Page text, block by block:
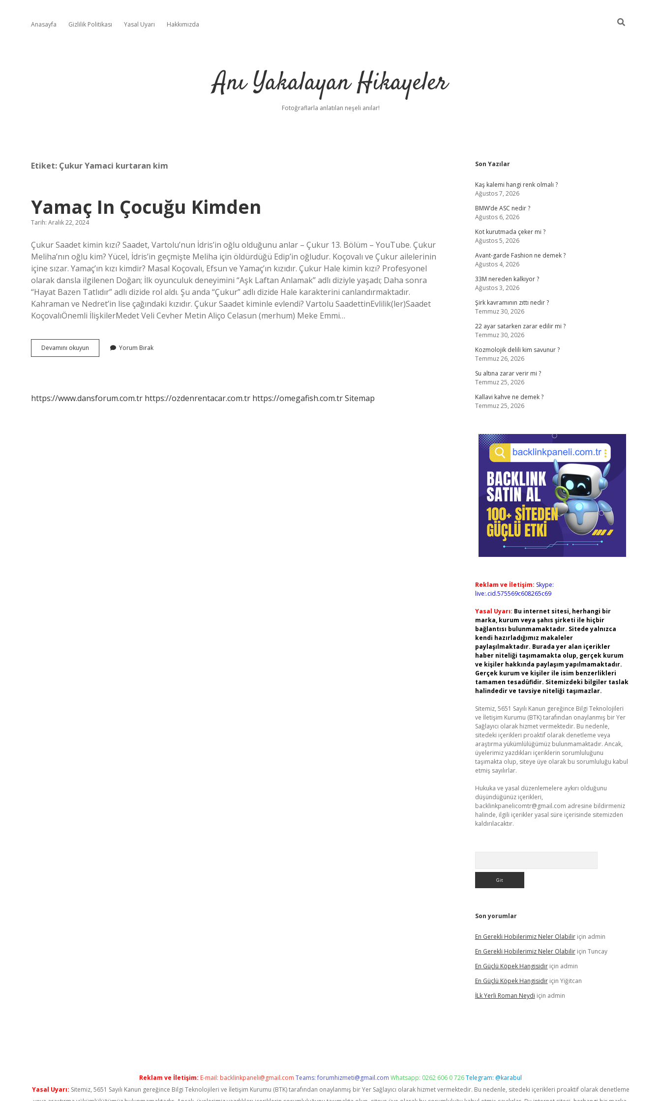
Anasayfa Gizlilik Politikası Yasal Uyarı Hakkımızda
Anı Yakalayan Hikayeler
Fotoğraflarla anlatılan neşeli anılar!
Etiket: Çukur Yamaci kurtaran kim
Yamaç In Çocuğu Kimden
Tarih: Aralık 22, 2024
Çukur Saadet kimin kızı? Saadet, Vartolu’nun İdris’in oğlu olduğunu anlar – Çukur 13. Bölüm – YouTube. Çukur
Meliha’nın oğlu kim? Yücel, İdris’in geçmişte Meliha için öldürdüğü Edip’in oğludur. Koçovalı ve Çukur ailelerinin
içine sızar. Yamaç’ın kızı kimdir? Masal Koçovalı, Efsun ve Yamaç’ın kızıdır. Çukur Hale kimin kızı? Profesyonel
olarak dansla ilgilenen Doğan; İlk oyunculuk deneyimini “Aşk Laftan Anlamak” adlı diziyle yaşadı; Daha sonra
“Hayat Bazen Tatlıdır” adlı dizide rol aldı. Şu anda “Çukur” adlı dizide Hale karakterini canlandırmaktadır.
Kahraman ve Nedret’in lise çağındaki kızıdır. Çukur Saadet kiminle evlendi? Vartolu SaadettinEvlilik(ler)Saadet
KoçovalıÖnemli İlişkilerMedet Veli Cevher Metin Aliço Celasun (merhum) Meke Emmi…
Devamını okuyun
In
Yorum Bırak
https://www.dansforum.com.tr https://ozdenrentacar.com.tr https://omegafish.com.trSitemap
Sidebar
Son Yazılar
Kaş kalemi hangi renk olmalı ?
Ağustos 7, 2026
BMW’de ASC nedir ?
Ağustos 6, 2026
Kot kurutmada çeker mi ?
Ağustos 5, 2026
Avant-garde Fashion ne demek ?
Ağustos 4, 2026
33M nereden kalkıyor ?
Ağustos 3, 2026
Şirk kavramının zıttı nedir ?
Temmuz 30, 2026
22 ayar satarken zarar edilir mi ?
Temmuz 30, 2026
Kozmolojik delili kim savunur ?
Temmuz 26, 2026
Su altına zarar verir mi ?
Temmuz 25, 2026
Kallavi kahve ne demek ?
Temmuz 25, 2026
Reklam ve İletişim: Skype:
live:.cid.575569c608265c69
Yasal Uyarı: Bu internet sitesi, herhangi bir
marka, kurum veya şahıs şirketi ile hiçbir
bağlantısı bulunmamaktadır. Sitede yalnızca
kendi hazırladığımız makaleler
paylaşılmaktadır. Burada yer alan içerikler
haber niteliği taşımamakta olup, gerçek kurum
ve kişiler hakkında paylaşım yapılmamaktadır.
Gerçek kurum ve kişiler ile isim benzerlikleri
tamamen tesadüfidir. Sitemizdeki bilgiler taslak
halindedir ve tavsiye niteliği taşımazlar.
Sitemiz, 5651 Sayılı Kanun gereğince Bilgi Teknolojileri
ve İletişim Kurumu (BTK) tarafından onaylanmış bir Yer
Sağlayıcı olarak hizmet vermektedir. Bu nedenle,
sitedeki içerikleri proaktif olarak denetleme veya
araştırma yükümlülüğümüz bulunmamaktadır. Ancak,
üyelerimiz yazdıkları içeriklerin sorumluluğunu
taşımakta olup, siteye üye olarak bu sorumluluğu kabul
etmiş sayılırlar.
Hukuka ve yasal düzenlemelere aykırı olduğunu
düşündüğünüz içerikleri,
backlinkpanelicomtr@gmail.com adresine bildirmeniz
halinde, ilgili içerikler yasal süre içerisinde sitemizden
kaldırılacaktır.
Son yorumlar
En Gerekli Hobilerimiz Neler Olabiliriçin admin
En Gerekli Hobilerimiz Neler Olabiliriçin Tuncay
En Güçlü Köpek Hangisidiriçin admin
En Güçlü Köpek Hangisidiriçin Yiğitcan
İLk Yerli Roman Neydi için admin
Reklam ve İletişim: E-mail: backlinkpaneli@gmail.com Teams:forumhizmeti@gmail.com Whatsapp: 0262 606 0 726Telegram: @karabul
Yasal Uyarı: Sitemiz, 5651 Sayılı Kanun gereğince Bilgi Teknolojileri ve İletişim Kurumu (BTK) tarafından onaylanmış bir Yer Sağlayıcı olarak hizmet vermektedir. Bu nedenle, sitedeki içerikleri proaktif olarak denetleme